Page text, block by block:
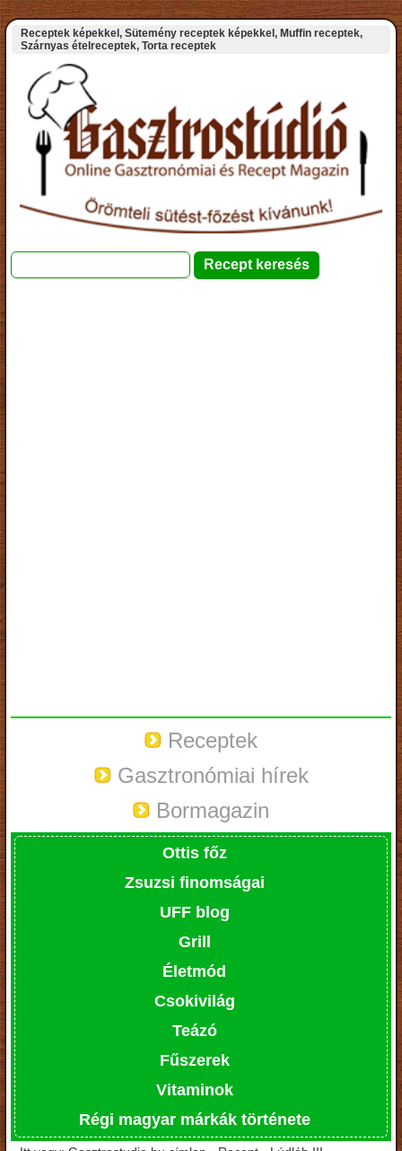
Receptek képekkel, Sütemény receptek képekkel, Muffin receptek,
Szárnyas ételreceptek, Torta receptek
Receptek
Gasztronómiai hírek
Bormagazin
Ottis főz
Zsuzsi finomságai
UFF blog
Grill
Életmód
Csokivilág
Teázó
Fűszerek
Vitaminok
Régi magyar márkák története